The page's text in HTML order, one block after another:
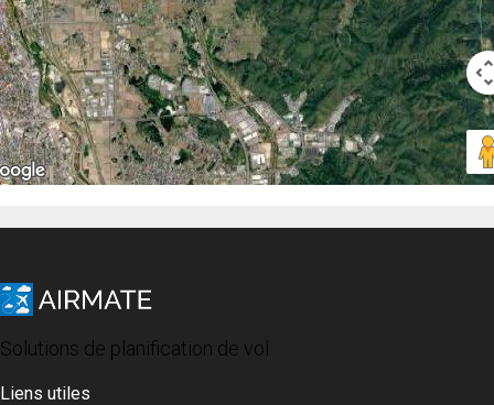
Solutions de planification de vol
Liens utiles